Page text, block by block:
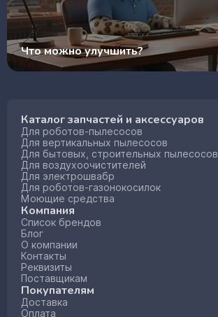
Что можно улучшить?
Каталог запчастей и аксессуаров
Для роботов-пылесосов
Для вертикальных пылесосов
Для бытовых, строительных пылесосов
Для воздухоочистителей
Для электрошвабр
Для роботов-газонокосилок
Моющие средства
Компания
Список брендов
Блог
О компании
Контакты
Реквизиты
Поставщикам
Покупателям
Доставка
Оплата